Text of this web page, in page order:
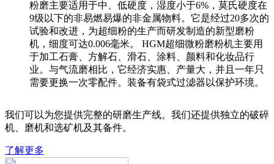
粉磨主要适用于中、低硬度，湿度小于6%，莫氏硬度在
9级以下的非易燃易爆的非金属物料。它是经过20多次的
试验和改进，为超细粉的生产而研发制造的新型磨粉
机，细度可达0.006毫米。 HGM超细微粉磨粉机主要用
于加工石膏、方解石、滑石、涂料、颜料和化妆品行
业。与气流磨相比，它经济实惠、产量大，并且一年只
需要更换一次零配件。装备有袋式过滤器以保护环境。
我们可以为您提供完整的研磨生产线。我们还提供独立的破碎
机、磨机和选矿机及其备件。
了解更多